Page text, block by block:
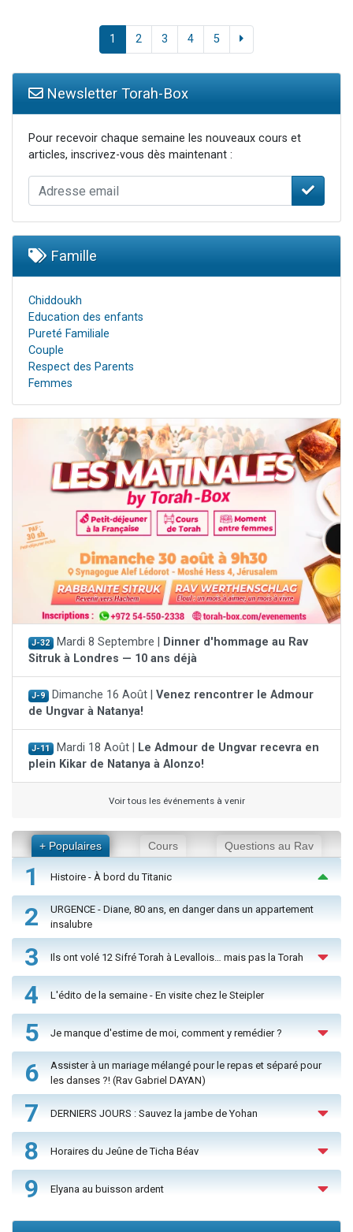
1 2 3 4 5
Newsletter Torah-Box
Pour recevoir chaque semaine les nouveaux cours et
articles, inscrivez-vous dès maintenant :
Famille
Chiddoukh
Education des enfants
Pureté Familiale
Couple
Respect des Parents
Femmes
J-32 Mardi 8 Septembre |
Dinner d'hommage au Rav
Sitruk à Londres — 10 ans déjà
J-9 Dimanche 16 Août | Venez rencontrer le Admour
de Ungvar à Natanya!
J-11 Mardi 18 Août |
Le Admour de Ungvar recevra en
plein Kikar de Natanya à Alonzo!
Voir tous les événements à venir
+ Populaires Cours Questions au Rav
1 Histoire - À bord du Titanic
2
URGENCE - Diane, 80 ans, en danger dans un appartement
insalubre
3 Ils ont volé 12 Sifré Torah à Levallois… mais pas la Torah
4 L'édito de la semaine - En visite chez le Steipler
5 Je manque d'estime de moi, comment y remédier ?
6
Assister à un mariage mélangé pour le repas et séparé pour
les danses ?! (Rav Gabriel DAYAN)
7 DERNIERS JOURS : Sauvez la jambe de Yohan
8 Horaires du Jeûne de Ticha Béav
9 Elyana au buisson ardent